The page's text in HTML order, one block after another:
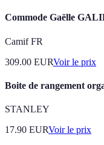
Commode Gaëlle
Camif FR
309.00 EURVoir le prix
Boite de rangement
STANLEY
17.90 EURVoir le prix